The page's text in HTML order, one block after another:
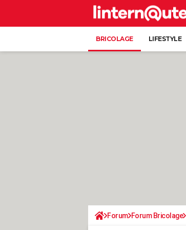
BRICOLAGE LIFESTYLE
Forum Forum Bricolage